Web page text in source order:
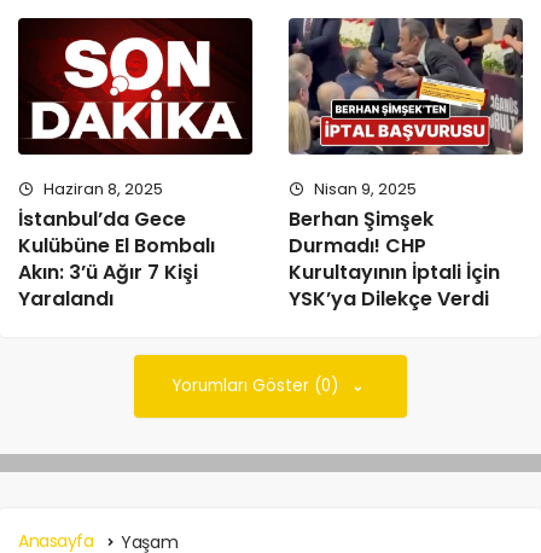
Haziran 8, 2025
İstanbul’da Gece
Kulübüne El Bombalı
Akın: 3’ü Ağır 7 Kişi
Yaralandı
Nisan 9, 2025
Berhan Şimşek
Durmadı! CHP
Kurultayının İptali İçin
YSK’ya Dilekçe Verdi
Yorumları Göster (0)
Anasayfa Yaşam